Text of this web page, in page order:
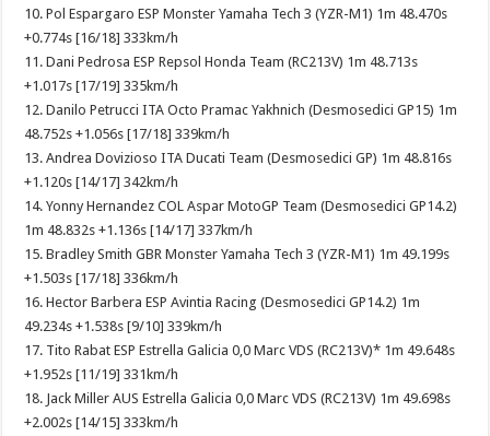
10. Pol Espargaro ESP Monster Yamaha Tech 3 (YZR-M1) 1m 48.470s
+0.774s [16/18] 333km/h
11. Dani Pedrosa ESP Repsol Honda Team (RC213V) 1m 48.713s
+1.017s [17/19] 335km/h
12. Danilo Petrucci ITA Octo Pramac Yakhnich (Desmosedici GP15) 1m
48.752s +1.056s [17/18] 339km/h
13. Andrea Dovizioso ITA Ducati Team (Desmosedici GP) 1m 48.816s
+1.120s [14/17] 342km/h
14. Yonny Hernandez COL Aspar MotoGP Team (Desmosedici GP14.2)
1m 48.832s +1.136s [14/17] 337km/h
15. Bradley Smith GBR Monster Yamaha Tech 3 (YZR-M1) 1m 49.199s
+1.503s [17/18] 336km/h
16. Hector Barbera ESP Avintia Racing (Desmosedici GP14.2) 1m
49.234s +1.538s [9/10] 339km/h
17. Tito Rabat ESP Estrella Galicia 0,0 Marc VDS (RC213V)* 1m 49.648s
+1.952s [11/19] 331km/h
18. Jack Miller AUS Estrella Galicia 0,0 Marc VDS (RC213V) 1m 49.698s
+2.002s [14/15] 333km/h